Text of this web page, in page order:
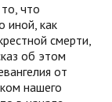
что
иной, как
смерти,
об этом
от
нашего